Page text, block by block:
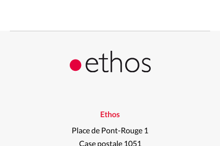
Ethos
Place de Pont-Rouge 1
Case postale 1051